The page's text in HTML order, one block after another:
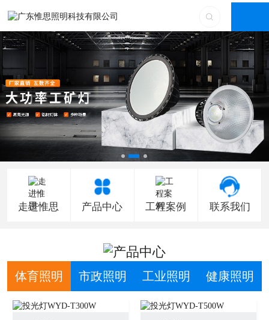
走进惟思 产品中心 工程案例 联系我们
体育照明 市政照明 工业照明 健康照明